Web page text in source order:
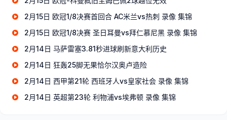
2月15日 欧冠1/8决赛首回合 AC米兰vs热刺 录像 集锦
2月15日 欧冠1/8决赛 圣日耳曼vs拜仁慕尼黑 录像 集锦
2月14日 马萨雷塞3.81秒进球刷新意大利历史
2月14日 狂轰25脚无果恰尔汉奥卢造险
2月14日 西甲第21轮 西班牙人vs皇家社会 录像 集锦
2月14日 英超第23轮 利物浦vs埃弗顿 录像 集锦